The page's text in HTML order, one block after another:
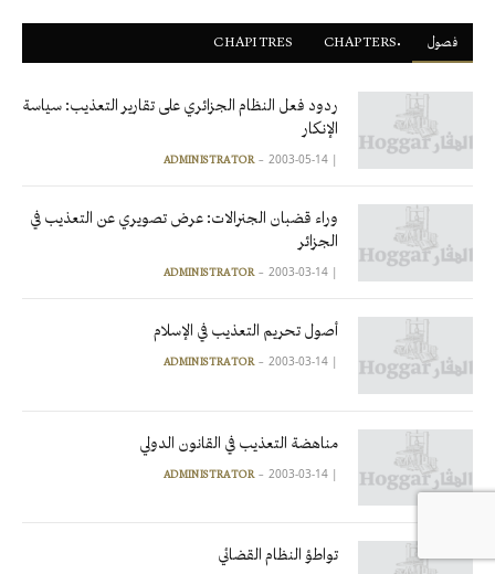
فصول CHAPITRES
ردود فعل النظام الجزائري على تقارير التعذيب: سياسة
الإنكار
|
ADMINISTRATOR 2003-05-14
وراء قضبان الجنرالات: عرض تصويري عن التعذيب في
الجزائر
|
ADMINISTRATOR 2003-03-14
أصول تحريم التعذيب في الإسلام
|
ADMINISTRATOR 2003-03-14
مناهضة التعذيب في القانون الدولي
|
ADMINISTRATOR 2003-03-14
تواطؤ النظام القضائي